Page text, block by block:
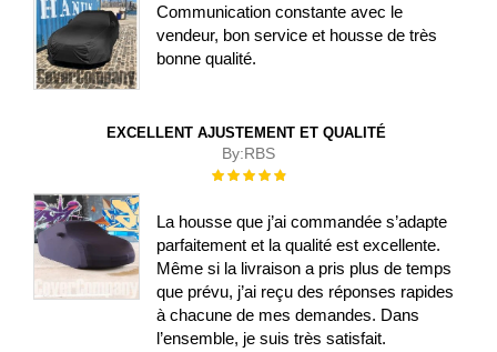
Communication constante avec le
vendeur, bon service et housse de très
bonne qualité.
EXCELLENT AJUSTEMENT ET QUALITÉ
By:RBS
Évaluation :
La housse que j’ai commandée s’adapte
parfaitement et la qualité est excellente.
Même si la livraison a pris plus de temps
que prévu, j’ai reçu des réponses rapides
à chacune de mes demandes. Dans
l’ensemble, je suis très satisfait.